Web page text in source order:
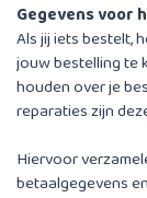
Gegevens voor
Als jij iets bestelt,
jouw bestelling te
houden over je
reparaties zijn
Hiervoor
betaalgegevens